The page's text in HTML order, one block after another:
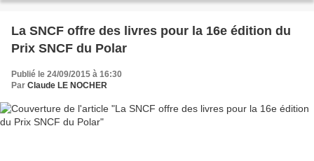
La SNCF offre des livres pour la 16e édition du
Prix SNCF du Polar
Publié le 24/09/2015 à 16:30
Par Claude LE NOCHER